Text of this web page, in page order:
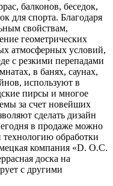
балконов, беседок,
для спорта. Благодаря
свойствам,
геометрических
атмосферных условий,
с резкими перепадами
в банях, саунах,
используют в
пирсы и многое
за счет новейших
сделать дизайн
в продаже можно
технологию обработки
компания «D. O.C.
доска на
с другими